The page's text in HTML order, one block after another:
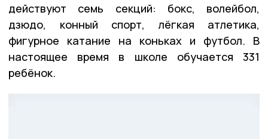
действуют семь секций: бокс, волейбол,
дзюдо, конный спорт, лёгкая атлетика,
фигурное катание на коньках и футбол. В
настоящее время в школе обучается 331
ребёнок.